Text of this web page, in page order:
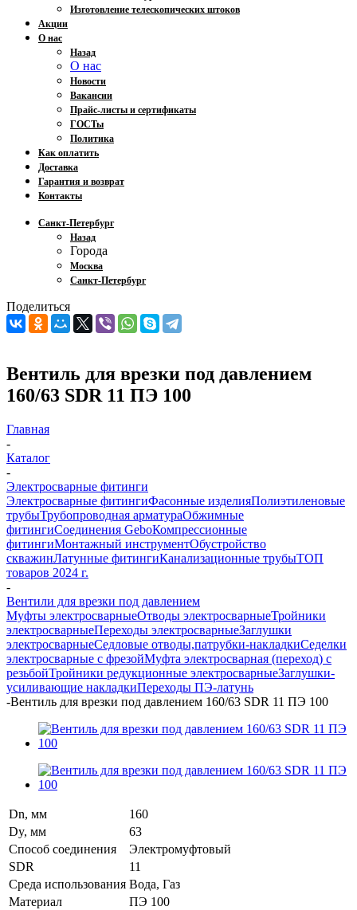
Изготовление телескопических штоков
Акции
О нас
Назад
О нас
Новости
Вакансии
Прайс-листы и сертификаты
ГОСТы
Политика
Как оплатить
Доставка
Гарантия и возврат
Контакты
Санкт-Петербург
Назад
Города
Москва
Санкт-Петербург
Поделиться
Вентиль для врезки под давлением
160/63 SDR 11 ПЭ 100
Главная
-
Каталог
-
Электросварные фитинги
Электросварные фитингиФасонные изделияПолиэтиленовые
трубыТрубопроводная арматураОбжимные
фитингиСоединения GeboКомпрессионные
фитингиМонтажный инструментОбустройство
скважинЛатунные фитингиКанализационные трубыТОП
товаров 2024 г.
-
Вентили для врезки под давлением
Муфты электросварныеОтводы электросварныеТройники
электросварныеПереходы электросварныеЗаглушки
электросварныеСедловые отводы,патрубки-накладкиСеделки
электросварные с фрезойМуфта электросварная (переход) с
резьбойТройники редукционные электросварныеЗаглушки-
усиливающие накладкиПереходы ПЭ-латунь
-Вентиль для врезки под давлением 160/63 SDR 11 ПЭ 100
Dn, мм
160
Dy, мм
63
Способ соединения
Электромуфтовый
SDR
11
Среда использования Вода, Газ
Материал
ПЭ 100